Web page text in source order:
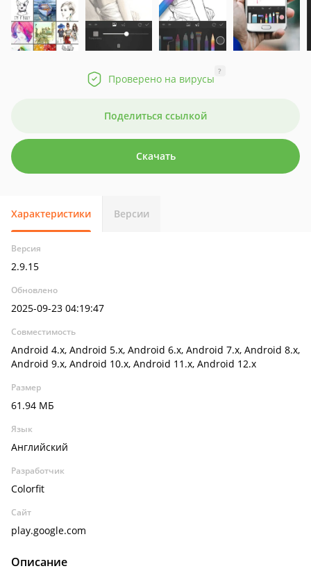
Проверено на вирусы
?
Поделиться ссылкой
Скачать
Характеристики Версии
Версия
2.9.15
Обновлено
2025-09-23 04:19:47
Совместимость
Android 4.x, Android 5.x, Android 6.x, Android 7.x, Android 8.x,
Android 9.x, Android 10.x, Android 11.x, Android 12.x
Размер
61.94 МБ
Язык
Английский
Разработчик
Colorfit
Сайт
play.google.com
Описание